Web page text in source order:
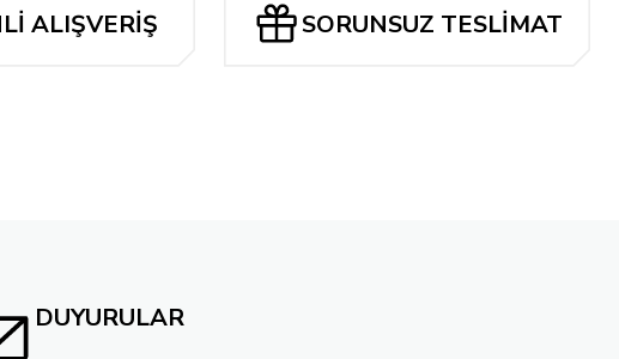
ALIŞVERİŞ SORUNSUZ TESLİMAT
DUYURULAR